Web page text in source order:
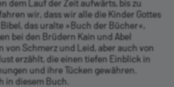
dem Lauf der Zeit aufwärts, bis zu
wir, dass wir alle die Kinder Gottes
das uralte »Buch der Bücher«,
bei den Brüdern Kain und Abel
von Schmerz und Leid, aber auch von
erzählt, die einen tiefen Einblick in
und ihre Tücken gewähren.
in diesem Buch.